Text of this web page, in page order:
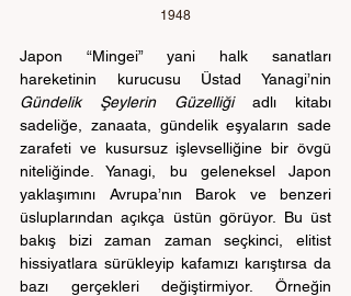
1948
Japon “Mingei” yani halk sanatları
Gündelik Şeylerin Güzelliği adlı kitabı
sadeliğe, zanaata, gündelik eşyaların sade
zarafeti ve kusursuz işlevselliğine bir övgü
niteliğinde. Yanagi, bu geleneksel Japon
yaklaşımını Avrupa’nın Barok ve benzeri
üsluplarından açıkça üstün görüyor. Bu üst
bakış bizi zaman zaman seçkinci, elitist
hissiyatlara sürükleyip kafamızı karıştırsa da
bazı gerçekleri değiştirmiyor. Örneğin